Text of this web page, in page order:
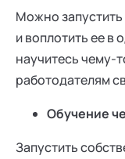
Можно
и воплотить ее в
научитесь чему-
работодателям
Обучение
Запустить